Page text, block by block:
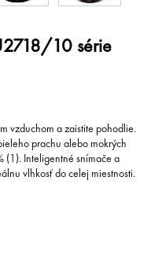
10 série
vzduchom a zaistite pohodlie.
prachu alebo mokrých
(1). Inteligentné snímače a
vlhkosť do celej miestnosti.